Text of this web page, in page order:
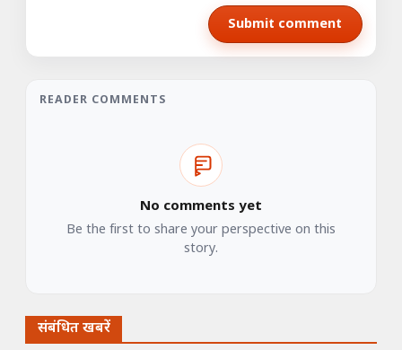
Submit comment
READER COMMENTS
No comments yet
Be the first to share your perspective on this
story.
संबंधित खबरें